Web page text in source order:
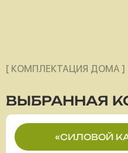
[ КОМПЛЕКТАЦИЯ ДОМА ]
ВЫБРАННАЯ
«СИЛОВОЙ